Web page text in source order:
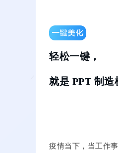
轻松一键，
就是 PPT 制造
疫情当下，当工作